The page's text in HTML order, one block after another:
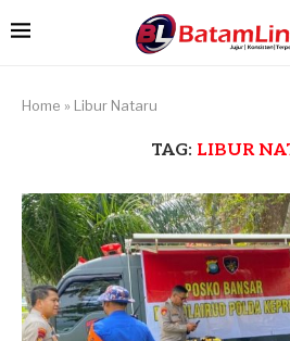
Home » Libur Nataru
TAG: LIBUR